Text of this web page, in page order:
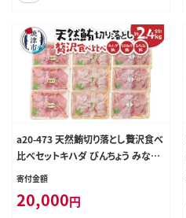
a20-473 天然鮪切り落とし贅沢食べ
比べセットキハダ びんちょう みなみ
鮪 切り落とし 約2.4Kg
寄付金額
20,000円